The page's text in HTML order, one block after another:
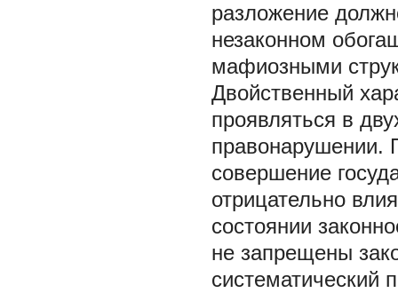
разложение
незаконном
мафиозными
Двойственный
проявляться в
правонарушении.
совершение
отрицательно
состоянии
не запрещены
систематический